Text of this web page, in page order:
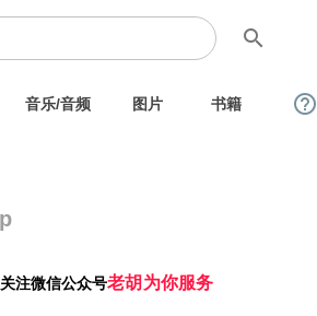
search
音乐/音频 图片 书籍 help_outline
注微信公众号老胡为你服务